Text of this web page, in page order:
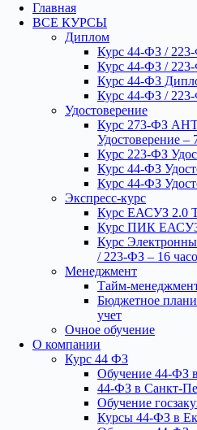
Главная
ВСЕ КУРСЫ
Диплом
Курс 44-ФЗ /
Курс 44-ФЗ /
Курс 44-ФЗ
Курс 44-ФЗ /
Удостоверение
Курс 273-ФЗ
Удостоверение –
Курс 223-ФЗ
Курс 44-ФЗ
Курс 44-ФЗ
Экспресс-курс
Курс ЕАСУЗ 2.0
Курс ПИК ЕАСУЗ
Курс
/ 223-ФЗ – 16
Менеджмент
Тайм-
Бюджетное
учет
Очное обучение
О компании
Курс 44 ФЗ
Обучение 44-ФЗ
44-ФЗ в Санкт-
Обучение
Курсы 44-ФЗ в